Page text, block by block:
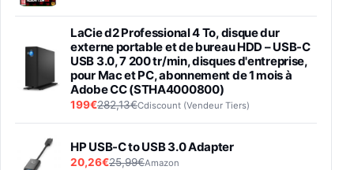
LaCie d2 Professional 4 To, disque dur
externe portable et de bureau HDD – USB-C
USB 3.0, 7 200 tr/min, disques d'entreprise,
pour Mac et PC, abonnement de 1 mois à
Adobe CC (STHA4000800)
199€282,13€Cdiscount (Vendeur Tiers)
HP USB-C to USB 3.0 Adapter
20,26€25,99€Amazon